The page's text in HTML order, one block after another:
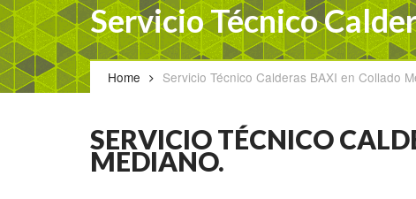
Servicio Técnico
Home Servicio Técnico Calderas BAXI en Collado
SERVICIO TÉCNICO
MEDIANO.